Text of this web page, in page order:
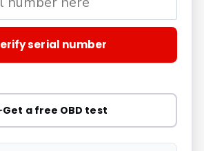
serial number
Get a free OBD test